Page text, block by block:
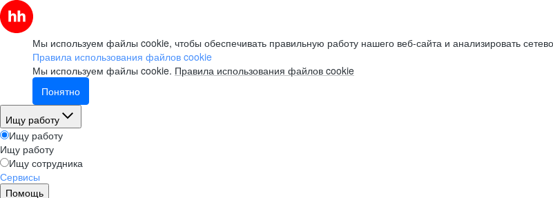
Мы используем файлы cookie, чтобы обеспечивать правильную работу нашего веб-сайта и анализировать
Правила использования файлов cookie
Мы используем файлы cookie. Правила использования файлов cookie
Понятно
Ищу работу
Ищу работу
Ищу работу
Ищу сотрудника
Сервисы
Помощь